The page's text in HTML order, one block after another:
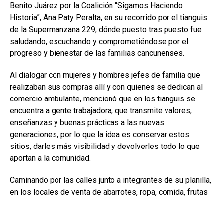
Benito Juárez por la Coalición “Sigamos Haciendo
Historia”, Ana Paty Peralta, en su recorrido por el tianguis
de la Supermanzana 229, dónde puesto tras puesto fue
saludando, escuchando y comprometiéndose por el
progreso y bienestar de las familias cancunenses.
Al dialogar con mujeres y hombres jefes de familia que
realizaban sus compras allí y con quienes se dedican al
comercio ambulante, mencionó que en los tianguis se
encuentra a gente trabajadora, que transmite valores,
enseñanzas y buenas prácticas a las nuevas
generaciones, por lo que la idea es conservar estos
sitios, darles más visibilidad y devolverles todo lo que
aportan a la comunidad.
Caminando por las calles junto a integrantes de su planilla,
en los locales de venta de abarrotes, ropa, comida, frutas